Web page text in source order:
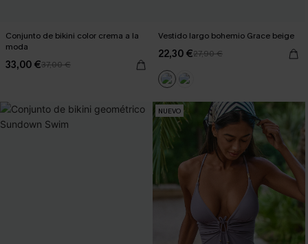
Conjunto de bikini color crema a la
moda
33,00 €37,00 €
Vestido largo bohemio Grace beige
22,30 €27,90 €
NUEVO